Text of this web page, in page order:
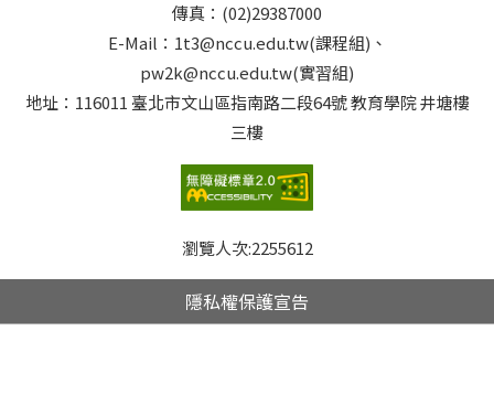
傳真：(02)29387000
E-Mail：1t3@nccu.edu.tw(課程組)、
pw2k@nccu.edu.tw(實習組)
地址：116011 臺北市文山區指南路二段64號 教育學院 井塘樓
三樓
瀏覽人次:2255612
隱私權保護宣告